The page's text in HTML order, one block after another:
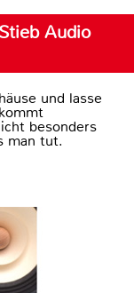
Audio
und lasse
besonders
man tut.